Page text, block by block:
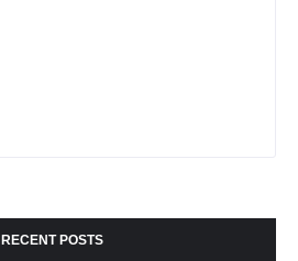
RECENT POSTS